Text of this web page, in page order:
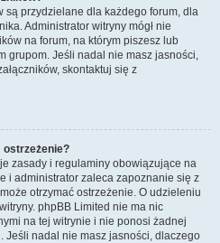
są przydzielane dla każdego forum, dla
Administrator witryny mógł nie
na forum, na którym piszesz lub
grupom. Jeśli nadal nie masz jasności,
skontaktuj się z
ostrzeżenie?
zasady i regulaminy obowiązujące na
i administrator zaleca zapoznanie się z
otrzymać ostrzeżenie. O udzieleniu
phpBB Limited nie ma nic
na tej witrynie i nie ponosi żadnej
nadal nie masz jasności, dlaczego